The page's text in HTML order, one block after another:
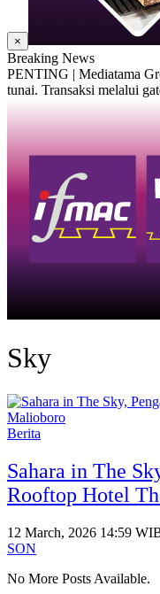
×
Breaking News
PENTING | Mediatama
tunai. Transaksi melalui
Sky
Berita
Sahara in The
Rooftop Hotel
12 March, 2026 14:59
SON
No More Posts Available.